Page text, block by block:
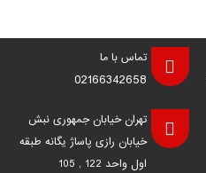
تماس با ما
02166342658
تهران خیابان جمهوری نبش
خیابان رازی پاساژ یگانه طبقه
اول واحد 122 , 105